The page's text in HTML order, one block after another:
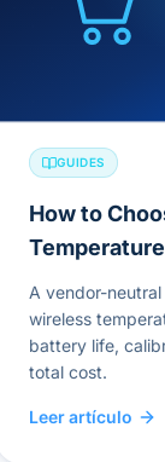
GUIDES
How to
A vendor-
wireless
battery life,
total cost.
Leer artículo